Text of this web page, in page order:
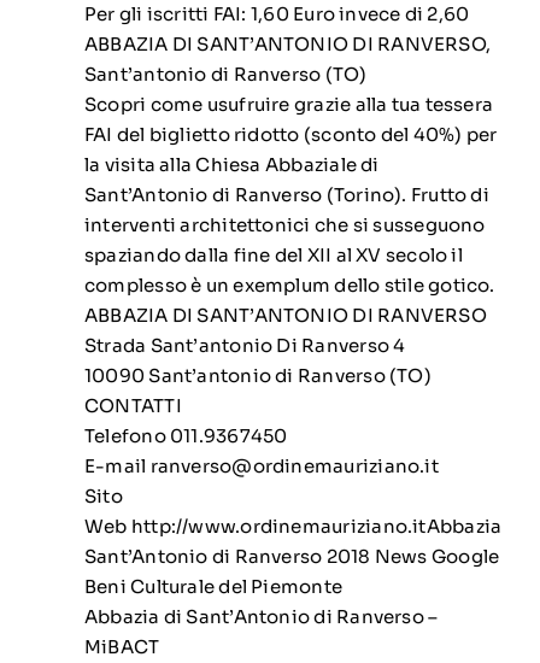
Per gli iscritti FAI: 1,60 Euro invece di 2,60
ABBAZIA DI SANT’ANTONIO DI RANVERSO,
Sant’antonio di Ranverso (TO)
Scopri come usufruire grazie alla tua tessera
FAI del biglietto ridotto (sconto del 40%) per
la visita alla Chiesa Abbaziale di
Sant’Antonio di Ranverso (Torino). Frutto di
interventi architettonici che si susseguono
spaziando dalla fine del XII al XV secolo il
complesso è un exemplum dello stile gotico.
ABBAZIA DI SANT’ANTONIO DI RANVERSO
Strada Sant’antonio Di Ranverso 4
10090 Sant’antonio di Ranverso (TO)
CONTATTI
Telefono 011.9367450
E-mail ranverso@ordinemauriziano.it
Sito
Web http://www.ordinemauriziano.itAbbazia
Sant’Antonio di Ranverso 2018 News Google
Beni Culturale del Piemonte
Abbazia di Sant’Antonio di Ranverso –
MiBACT